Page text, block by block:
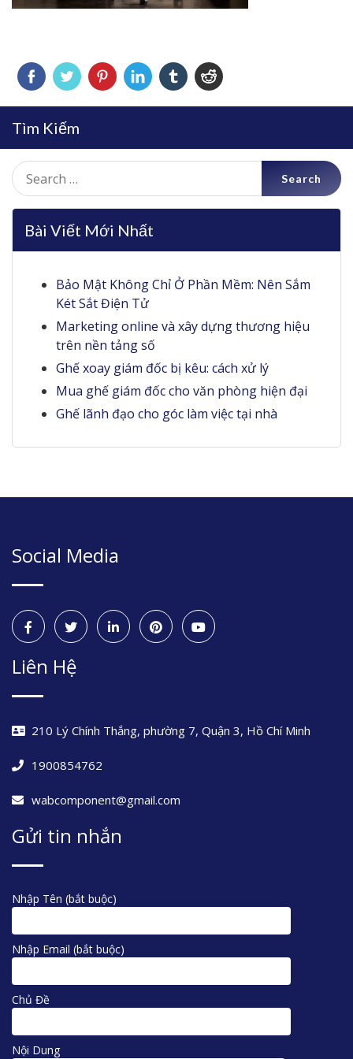
Tìm Kiếm
Search
for:
Bài Viết Mới Nhất
Bảo Mật Không Chỉ Ở Phần Mềm: Nên Sắm
Két Sắt Điện Tử
Marketing online và xây dựng thương hiệu
trên nền tảng số
Ghế xoay giám đốc bị kêu: cách xử lý
Mua ghế giám đốc cho văn phòng hiện đại
Ghế lãnh đạo cho góc làm việc tại nhà
Social Media
Liên Hệ
210 Lý Chính Thắng, phường 7, Quận 3, Hồ Chí Minh
1900854762
wabcomponent@gmail.com
Gửi tin nhắn
Nhập Tên (bắt buộc)
Nhập Email (bắt buộc)
Chủ Đề
Nội Dung